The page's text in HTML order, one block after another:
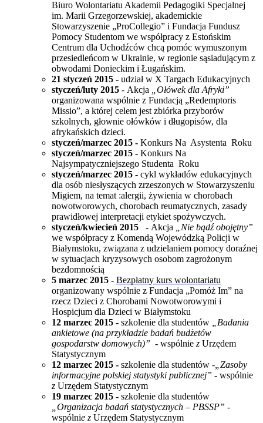
Biuro Wolontariatu Akademii Pedagogiki Specjalnej
im. Marii Grzegorzewskiej, akademickie
Stowarzyszenie „ProCollegio” i Fundacja Fundusz
Pomocy Studentom we współpracy z Estońskim
Centrum dla Uchodźców chcą pomóc wymuszonym
przesiedleńcom w Ukrainie, w regionie sąsiadującym z
obwodami Donieckim i Ługańskim.
21 styczeń 2015 - udział w X Targach Edukacyjnych
styczeń/luty 2015 - Akcja
„Ołówek dla Afryki”
organizowana wspólnie z Fundacją „Redemptoris
Missio”, a której celem jest zbiórka przyborów
szkolnych, głownie ołówków i długopisów, dla
afrykańskich dzieci.
styczeń/marzec 2015 - Konkurs Na Asystenta Roku
styczeń/marzec 2015 - Konkurs Na
Najsympatyczniejszego Studenta Roku
styczeń/marzec 2015 - cykl wykładów edukacyjnych
dla osób niesłyszących zrzeszonych w Stowarzyszeniu
Migiem, na temat :alergii, żywienia w chorobach
nowotworowych, chorobach reumatycznych, zasady
prawidłowej interpretacji etykiet spożywczych.
styczeń/kwiecień 2015
- Akcja
„Nie bądź obojętny”
we współpracy z Komendą Wojewódzką Policji w
Białymstoku, związana z udzielaniem pomocy doraźnej
w sytuacjach kryzysowych osobom zagrożonym
bezdomnością
5 marzec 2015 - Bezpłatny kurs wolontariatu
organizowany wspólnie z Fundacja „Pomóż Im” na
rzecz Dzieci z Chorobami Nowotworowymi i
Hospicjum dla Dzieci w Białymstoku
12 marzec 2015 - szkolenie dla studentów
„Badania
ankietowe (na przykładzie badań budżetów
gospodarstw domowych)” - wspólnie z Urzędem
Statystycznym
12 marzec 2015 - szkolenie dla studentów - „Zasoby
informacyjne polskiej statystyki publicznej” - wspólnie
z Urzędem Statystycznym
19 marzec 2015 - szkolenie dla studentów
„Organizacja badań statystycznych – PBSSP” -
wspólnie z Urzędem Statystycznym